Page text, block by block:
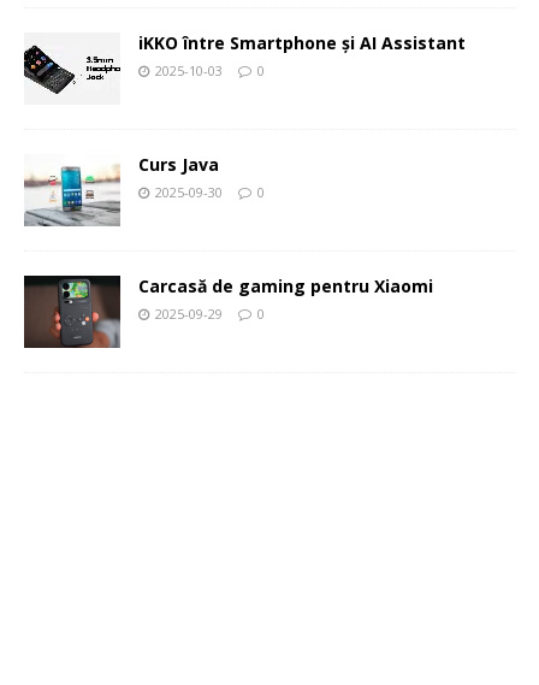
iKKO între Smartphone și AI Assistant
2025-10-03 0
Curs Java
2025-09-30 0
Carcasă de gaming pentru Xiaomi
2025-09-29 0